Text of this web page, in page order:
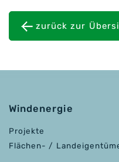
zurück zur
Windenergie
Projekte
Flächen- /